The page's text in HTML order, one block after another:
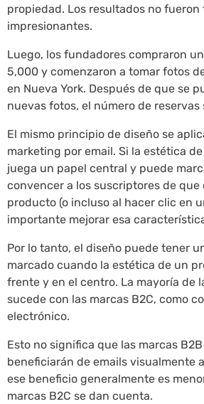
propiedad. Los resultados no fueron
impresionantes.
Luego, los fundadores compraron
5,000 y comenzaron a tomar fotos
en Nueva York. Después de que se
nuevas fotos, el número de reservas
El mismo principio de diseño se
marketing por email. Si la estética
juega un papel central y puede
convencer a los suscriptores de que
producto (o incluso al hacer clic en
importante mejorar esa
Por lo tanto, el diseño puede tener
marcado cuando la estética de un
frente y en el centro. La mayoría de
sucede con las marcas B2C, como
electrónico.
Esto no significa que las marcas
beneficiarán de emails visualmente
ese beneficio generalmente es
marcas B2C se dan cuenta.